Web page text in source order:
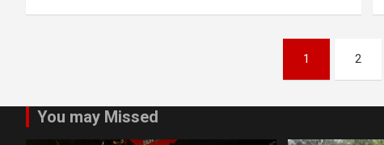
entradas
1 2
You may Missed